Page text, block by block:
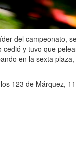
del campeonato,
y tuvo que
en la sexta plaza,
123 de Márquez,